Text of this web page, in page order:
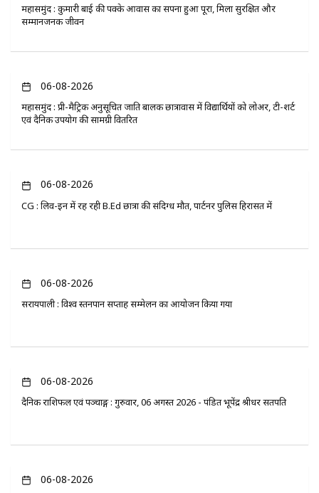
महासमुंद : कुमारी बाई की पक्के आवास का सपना हुआ पूरा, मिला सुरक्षित और
सम्मानजनक जीवन
06-08-2026
महासमुंद : प्री-मैट्रिक अनुसूचित जाति बालक छात्रावास में विद्यार्थियों को लोअर, टी-शर्ट
एवं दैनिक उपयोग की सामग्री वितरित
06-08-2026
CG : लिव-इन में रह रही B.Ed छात्रा की संदिग्ध मौत, पार्टनर पुलिस हिरासत में
06-08-2026
सरायपाली : विश्व स्तनपान सप्ताह सम्मेलन का आयोजन किया गया
06-08-2026
दैनिक राशिफल एवं पञ्चाङ्ग : गुरुवार, 06 अगस्त 2026 - पंडित भूपेंद्र श्रीधर सतपति
06-08-2026